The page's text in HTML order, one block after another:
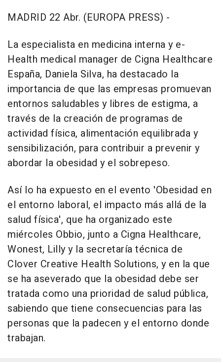
MADRID 22 Abr. (EUROPA PRESS) -
La especialista en medicina interna y e-
Health medical manager de Cigna Healthcare
España, Daniela Silva, ha destacado la
importancia de que las empresas promuevan
entornos saludables y libres de estigma, a
través de la creación de programas de
actividad física, alimentación equilibrada y
sensibilización, para contribuir a prevenir y
abordar la obesidad y el sobrepeso.
Así lo ha expuesto en el evento 'Obesidad en
el entorno laboral, el impacto más allá de la
salud física', que ha organizado este
miércoles Obbio, junto a Cigna Healthcare,
Wonest, Lilly y la secretaría técnica de
Clover Creative Health Solutions, y en la que
se ha aseverado que la obesidad debe ser
tratada como una prioridad de salud pública,
sabiendo que tiene consecuencias para las
personas que la padecen y el entorno donde
trabajan.